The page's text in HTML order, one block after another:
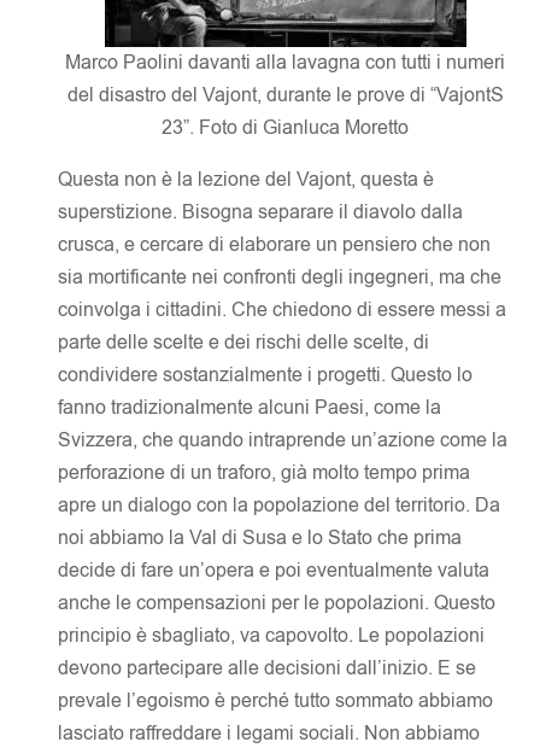
Marco Paolini davanti alla lavagna con tutti i numeri
del disastro del Vajont, durante le prove di “VajontS
23”. Foto di Gianluca Moretto
Questa non è la lezione del Vajont, questa è
superstizione. Bisogna separare il diavolo dalla
crusca, e cercare di elaborare un pensiero che non
sia mortificante nei confronti degli ingegneri, ma che
coinvolga i cittadini. Che chiedono di essere messi a
parte delle scelte e dei rischi delle scelte, di
condividere sostanzialmente i progetti. Questo lo
fanno tradizionalmente alcuni Paesi, come la
Svizzera, che quando intraprende un’azione come la
perforazione di un traforo, già molto tempo prima
apre un dialogo con la popolazione del territorio. Da
noi abbiamo la Val di Susa e lo Stato che prima
decide di fare un’opera e poi eventualmente valuta
anche le compensazioni per le popolazioni. Questo
principio è sbagliato, va capovolto. Le popolazioni
devono partecipare alle decisioni dall’inizio. E se
prevale l’egoismo è perché tutto sommato abbiamo
lasciato raffreddare i legami sociali. Non abbiamo